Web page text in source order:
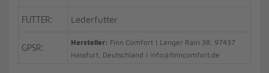
FUTTER: Lederfutter
GPSR: Hersteller: Finn Comfort | Langer Rain 38, 97437
Hassfurt, Deutschland | info@finncomfort.de